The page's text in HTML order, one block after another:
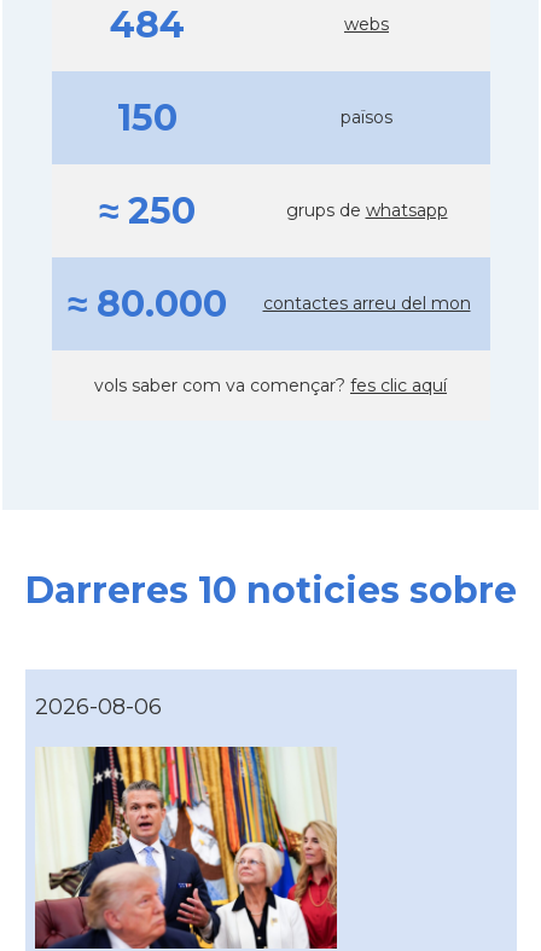
484 webs
150 països
≈ 250 grups de whatsapp
≈ 80.000 contactes arreu del mon
vols saber com va començar? fes clic aquí
Darreres 10 noticies sobre
2026-08-06